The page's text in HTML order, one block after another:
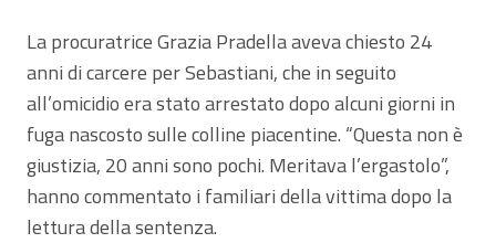
La procuratrice Grazia Pradella aveva chiesto 24
anni di carcere per Sebastiani, che in seguito
all’omicidio era stato arrestato dopo alcuni giorni in
fuga nascosto sulle colline piacentine. “Questa non è
giustizia, 20 anni sono pochi. Meritava l’ergastolo”,
hanno commentato i familiari della vittima dopo la
lettura della sentenza.